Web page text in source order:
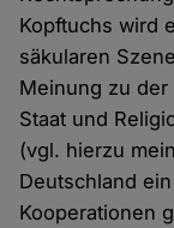
Kopftuchs wird
säkularen
Meinung zu
Staat und
(vgl. hierzu
Deutschland
Kooperationen